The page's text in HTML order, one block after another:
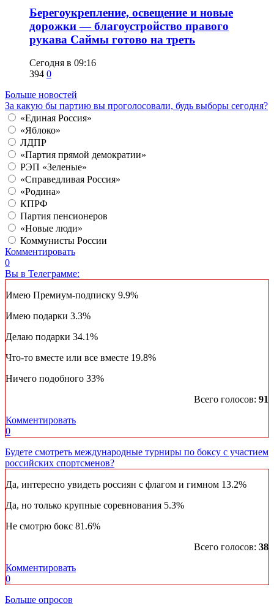
Берегоукрепление, освещение и новые
дорожки — благоустройство правого
рукава Саймы готово на треть
Сегодня в 09:16
394 0
Больше новостей
За какую бы партию вы проголосовали, будь выборы сегодня?
«Единая Россия»
«Яблоко»
ЛДПР
«Партия прямой демократии»
РЭП «Зеленые»
«Справедливая Россия»
«Родина»
КПРФ
Партия пенсионеров
«Новые люди»
Коммунисты России
Комментировать
0
Вы в Телеграмме:
Имею Премиум-подписку 9.9%
Имею подарки 3.3%
Делаю подарки 34.1%
Что-то вместе или все вместе 19.8%
Ничего подобного 33%
Всего голосов: 91
Комментировать
0
Будете смотреть международные турниры по боксу с участием
российских спортсменов?
Да, интересно увидеть россиян с флагом и гимном 13.2%
Да, но только крупные соревнования 5.3%
Не смотрю бокс 81.6%
Всего голосов: 38
Комментировать
0
Больше опросов